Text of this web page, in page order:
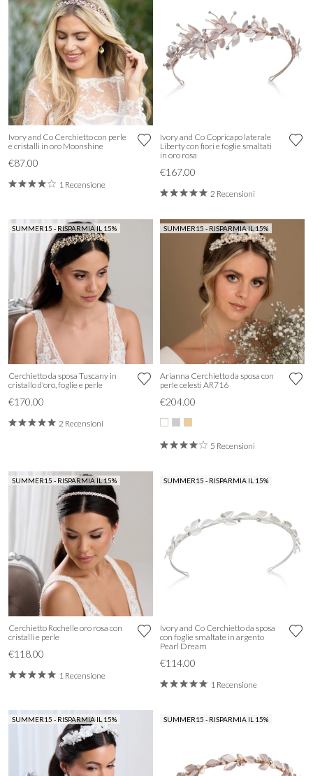
Ivory and Co Cerchietto con perle
e cristalli in oro Moonshine
€87.00
1 Recensione
Ivory and Co Copricapo laterale
Liberty con fiori e foglie smaltati
in oro rosa
€167.00
2 Recensioni
SUMMER15 - RISPARMIA IL 15%
Cerchietto da sposa Tuscany in
cristallo d'oro, foglie e perle
€170.00
2 Recensioni
SUMMER15 - RISPARMIA IL 15%
Arianna Cerchietto da sposa con
perle celesti AR716
€204.00
5 Recensioni
SUMMER15 - RISPARMIA IL 15%
Cerchietto Rochelle oro rosa con
cristalli e perle
€118.00
1 Recensione
SUMMER15 - RISPARMIA IL 15%
Ivory and Co Cerchietto da sposa
con foglie smaltate in argento
Pearl Dream
€114.00
1 Recensione
SUMMER15 - RISPARMIA IL 15% SUMMER15 - RISPARMIA IL 15%